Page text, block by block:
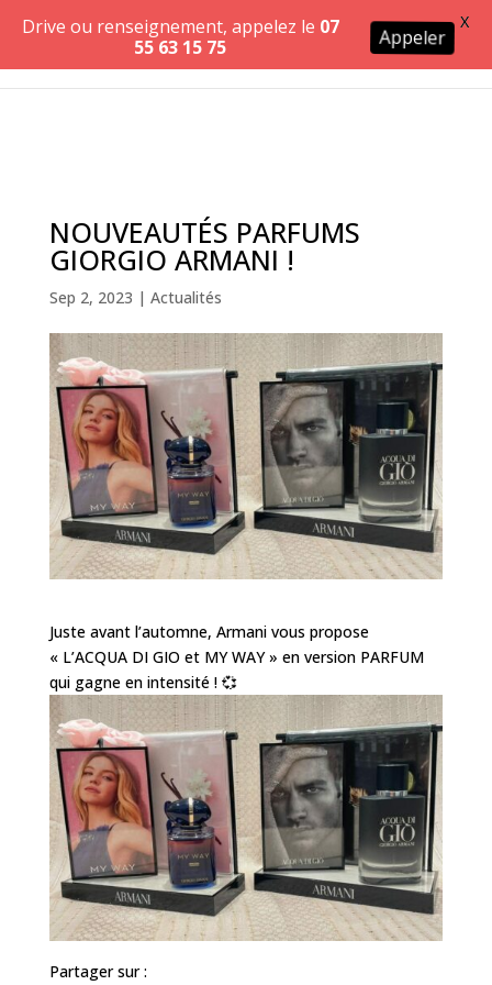
NOUVEAUTÉS PARFUMS
GIORGIO ARMANI !
Sep 2, 2023 | Actualités
Juste avant l’automne, Armani vous propose
« L’ACQUA DI GIO et MY WAY » en version PARFUM
qui gagne en intensité ! 💞
Partager sur :
Drive ou renseignement, appelez le 07
55 63 15 75
Appeler
X